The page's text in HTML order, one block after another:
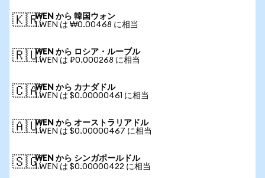
🇰🇷WEN から 韓国ウォン
1 WEN は ₩0.00468 に相当
🇷🇺WEN から ロシア・ルーブル
1 WEN は ₽0.000268 に相当
🇨🇦WEN から カナダドル
1 WEN は $0.00000461 に相当
🇦🇺WEN から オーストラリアドル
1 WEN は $0.00000467 に相当
🇸🇬WEN から シンガポールドル
1 WEN は $0.00000422 に相当